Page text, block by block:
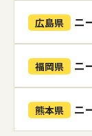
広島県 ニ
福岡県 ニ
熊本県 ニ